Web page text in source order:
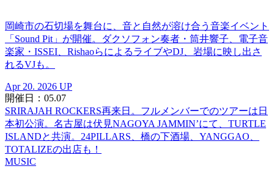
岡崎市の石切場を舞台に、音と自然が溶け合う音楽イベント
「Sound Pit」が開催。ダクソフォン奏者・筒井響子、電子音
楽家・ISSEI、RishaoらによるライブやDJ、岩場に映し出さ
れるVJも。
Apr 20. 2026 UP
開催日：05.07
SRIRAJAH ROCKERS再来日。フルメンバーでのツアーは日
本初公演。名古屋は伏見NAGOYA JAMMIN’にて、TURTLE
ISLANDと共演。24PILLARS、橋の下酒場、YANGGAO、
TOTALIZEの出店も！
MUSIC